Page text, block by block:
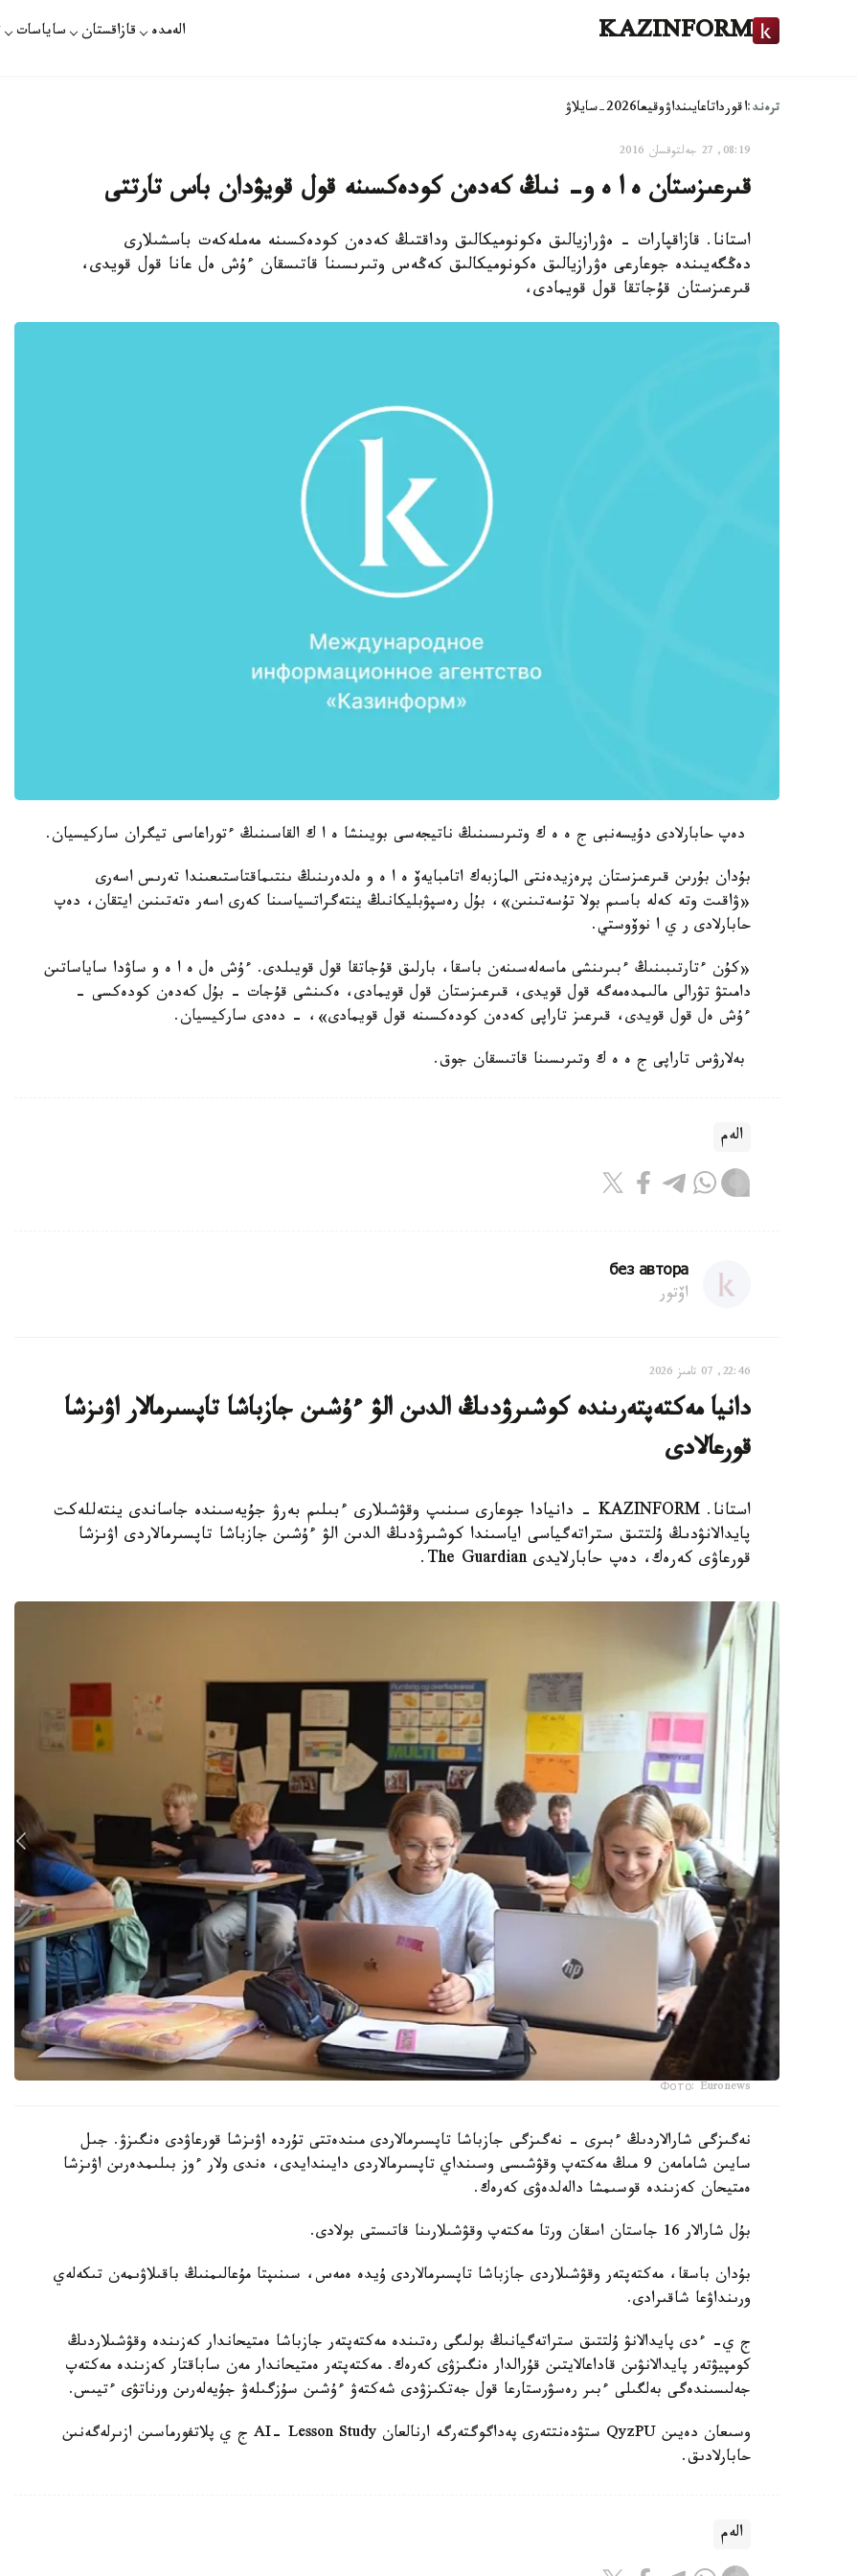
KAZINFORM الەمدە قازاقستان ساياسات
ترەند:اقورداتاعايىنداۋوقيعا2026-سايلاۋ
08:19, 27 جەلتوقسان 2016
قىرعىزستان ە ا ە و- نىڭ كەدەن كودەكسىنە قول قويۋدان باس تارتتى
استانا. قازاقپارات - ەۋرازيالىق ەكونوميكالىق وداقتىڭ كەدەن كودەكسىنە مەملەكەت باسشىلارى
دەڭگەيىندە جوعارعى ەۋرازيالىق ەكونوميكالىق كەڭەس وتىرىسىنا قاتىسقان ءۇش ەل عانا قول قويدى،
قىرعىزستان قۇجاتقا قول قويمادى،
دەپ حابارلادى دۇيسەنبى ج ە ە ك وتىرىسىنىڭ ناتيجەسى بويىنشا ە ا ك القاسىنىڭ ءتوراعاسى تيگران ساركيسيان.
بۇدان بۇرىن قىرعىزستان پرەزيدەنتى المازبەك اتامبايەۆ ە ا ە و ەلدەرىنىڭ ىنتىماقتاستىعىندا تەرىس اسەرى
«ۋاقىت وتە كەلە باسىم بولا تۇسەتىنىن»، بۇل رەسپۋبليكانىڭ ينتەگراتسياسىنا كەرى اسەر ەتەتىنىن ايتقان، دەپ
حابارلادى ر ي ا نوۆوستي.
«كۇن ءتارتىبىنىڭ ءبىرىنشى ماسەلەسىنەن باسقا، بارلىق قۇجاتقا قول قويىلدى. ءۇش ەل ە ا ە و ساۋدا ساياساتىن
دامىتۋ تۋرالى مالىمدەمەگە قول قويدى، قىرعىزستان قول قويمادى، ەكىنشى قۇجات - بۇل كەدەن كودەكسى -
ءۇش ەل قول قويدى، قىرعىز تاراپى كەدەن كودەكسىنە قول قويمادى»، - دەدى ساركيسيان.
بەلارۋس تاراپى ج ە ە ك وتىرىسىنا قاتىسقان جوق.
الەم
без автора
اۆتور
22:46, 07 تامىز 2026
دانيا مەكتەپتەرىندە كوشىرۋدىڭ الدىن الۋ ءۇشىن جازباشا تاپسىرمالار اۋىزشا
قورعالادى
استانا. KAZINFORM - دانيادا جوعارى سىنىپ وقۋشىلارى ءبىلىم بەرۋ جۇيەسىندە جاساندى ينتەللەكت
پايدالانۋدىڭ ۇلتتىق ستراتەگياسى اياسىندا كوشىرۋدىڭ الدىن الۋ ءۇشىن جازباشا تاپسىرمالاردى اۋىزشا
قورعاۋى كەرەك، دەپ حابارلايدى The Guardian.
Фото: Euronews
نەگىزگى شارالاردىڭ ءبىرى - نەگىزگى جازباشا تاپسىرمالاردى مىندەتتى تۇردە اۋىزشا قورعاۋدى ەنگىزۋ. جىل
سايىن شامامەن 9 مىڭ مەكتەپ وقۋشىسى وسىنداي تاپسىرمالاردى دايىندايدى، ەندى ولار ءوز بىلىمدەرىن اۋىزشا
ەمتيحان كەزىندە قوسىمشا دالەلدەۋى كەرەك.
بۇل شارالار 16 جاستان اسقان ورتا مەكتەپ وقۋشىلارىنا قاتىستى بولادى.
بۇدان باسقا، مەكتەپتەر وقۋشىلاردى جازباشا تاپسىرمالاردى ۇيدە ەمەس، سىنىپتا مۇعالىمنىڭ باقىلاۋىمەن تىكەلەي
ورىنداۋعا شاقىرادى.
ج ي- ءدى پايدالانۋ ۇلتتىق ستراتەگيانىڭ بولىگى رەتىندە مەكتەپتەر جازباشا ەمتيحاندار كەزىندە وقۋشىلاردىڭ
كومپيۋتەر پايدالانۋىن قاداعالايتىن قۇرالدار ەنگىزۋى كەرەك. مەكتەپتەر ەمتيحاندار مەن ساباقتار كەزىندە مەكتەپ
جەلىسىندەگى بەلگىلى ءبىر رەسۋرستارعا قول جەتكىزۋدى شەكتەۋ ءۇشىن سۇزگىلەۋ جۇيەلەرىن ورناتۋى ءتيىس.
وسىعان دەيىن QyzPU ستۋدەنتتەرى پەداگوگتەرگە ارنالعان AI- Lesson Study ج ي پلاتفورماسىن ازىرلەگەنىن
حابارلادىق.
الەم